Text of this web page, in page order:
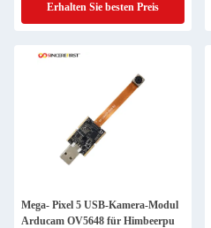
Erhalten Sie besten Preis
Mega- Pixel 5 USB-Kamera-Modul
Arducam OV5648 für Himbeerpu